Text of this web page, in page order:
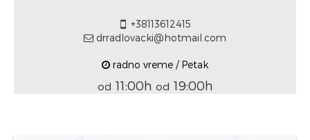
+38113612415
drradlovacki@hotmail.com
radno vreme / Petak
od 11:00h od 19:00h